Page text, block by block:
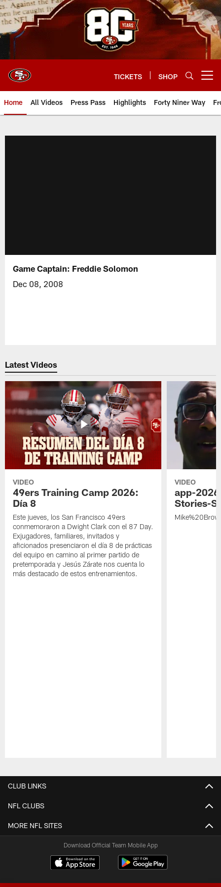
Skip
to
main
content
TICKETS SHOP
Home All Videos Press Pass Highlights Forty Niner Way
Game Captain: Freddie Solomon
Dec 08, 2008
Latest Videos
VIDEO
49ers Training Camp 2026:
Día 8
Este jueves, los San Francisco 49ers
conmemoraron a Dwight Clark con el 87 Day.
Exjugadores, familiares, invitados y
aficionados presenciaron el día 8 de prácticas
del equipo en camino al primer partido de
pretemporada y Jesús Zárate nos cuenta lo
más destacado de estos entrenamientos.
VIDEO
app-
Stories-
CLUB LINKS
NFL CLUBS
MORE NFL SITES
Download Official Team Mobile App